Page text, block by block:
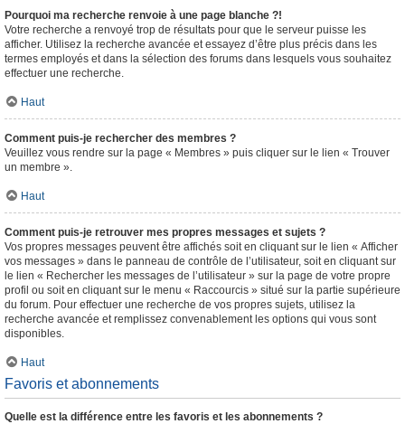
Pourquoi ma recherche renvoie à une page blanche ?!
Votre recherche a renvoyé trop de résultats pour que le serveur puisse les
afficher. Utilisez la recherche avancée et essayez d’être plus précis dans les
termes employés et dans la sélection des forums dans lesquels vous souhaitez
effectuer une recherche.
Haut
Comment puis-je rechercher des membres ?
Veuillez vous rendre sur la page « Membres » puis cliquer sur le lien « Trouver
un membre ».
Haut
Comment puis-je retrouver mes propres messages et sujets ?
Vos propres messages peuvent être affichés soit en cliquant sur le lien « Afficher
vos messages » dans le panneau de contrôle de l’utilisateur, soit en cliquant sur
le lien « Rechercher les messages de l’utilisateur » sur la page de votre propre
profil ou soit en cliquant sur le menu « Raccourcis » situé sur la partie supérieure
du forum. Pour effectuer une recherche de vos propres sujets, utilisez la
recherche avancée et remplissez convenablement les options qui vous sont
disponibles.
Haut
Favoris et abonnements
Quelle est la différence entre les favoris et les abonnements ?